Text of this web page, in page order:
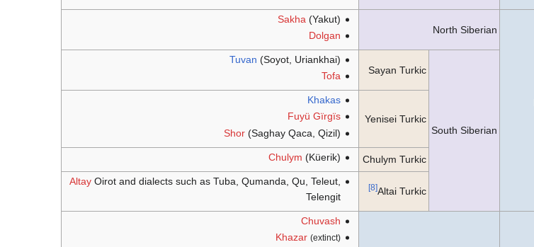
North Siberian
Sakha (Yakut)
Dolgan
South Siberian
Sayan Turkic
Tuvan (Soyot, Uriankhai)
Tofa
Yenisei Turkic
Khakas
Fuyü Gïrgïs
Shor(Saghay Qaca, Qizil)
Chulym Turkic
Chulym (Küerik)
Altai Turkic
[8]
AltayOirot and dialects such as Tuba, Qumanda, Qu, Teleut,
Telengit
Chuvash
Khazar (extinct)